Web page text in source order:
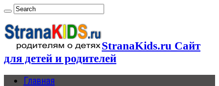
StranaKids.ru Сайт
для детей и родителей
Главная